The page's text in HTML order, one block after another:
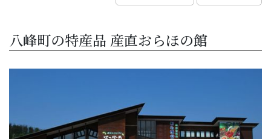
くらしの情報
観光
八峰町の特産品 産直おらほの館